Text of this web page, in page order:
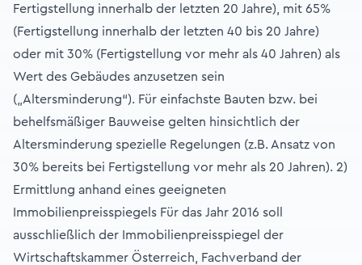
Fertigstellung innerhalb der letzten 20 Jahre), mit 65%
(Fertigstellung innerhalb der letzten 40 bis 20 Jahre)
oder mit 30% (Fertigstellung vor mehr als 40 Jahren) als
Wert des Gebäudes anzusetzen sein
(„Altersminderung“). Für einfachste Bauten bzw. bei
behelfsmäßiger Bauweise gelten hinsichtlich der
Altersminderung spezielle Regelungen (z.B. Ansatz von
30% bereits bei Fertigstellung vor mehr als 20 Jahren). 2)
Ermittlung anhand eines geeigneten
Immobilienpreisspiegels Für das Jahr 2016 soll
ausschließlich der Immobilienpreisspiegel der
Wirtschaftskammer Österreich, Fachverband der